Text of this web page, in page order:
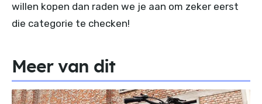
willen kopen dan raden we je aan om zeker eerst
die categorie te checken!
Meer van dit